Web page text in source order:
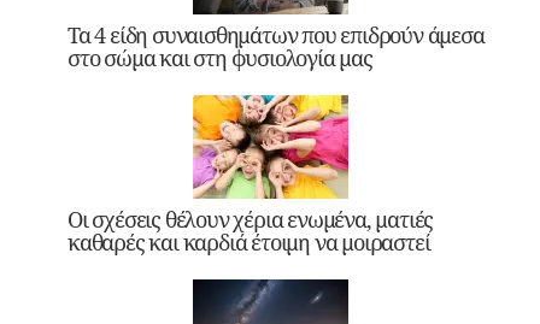
Τα 4 είδη συναισθημάτων που επιδρούν άμεσα
στο σώμα και στη φυσιολογία μας
Οι σχέσεις θέλουν χέρια ενωμένα, ματιές
καθαρές και καρδιά έτοιμη να μοιραστεί